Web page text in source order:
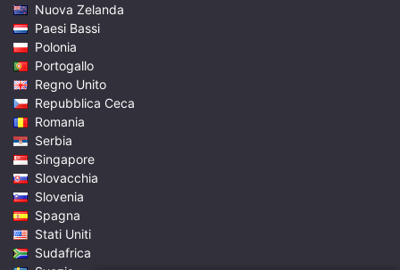
Nuova Zelanda
Paesi Bassi
Polonia
Portogallo
Regno Unito
Repubblica Ceca
Romania
Serbia
Singapore
Slovacchia
Slovenia
Spagna
Stati Uniti
Sudafrica